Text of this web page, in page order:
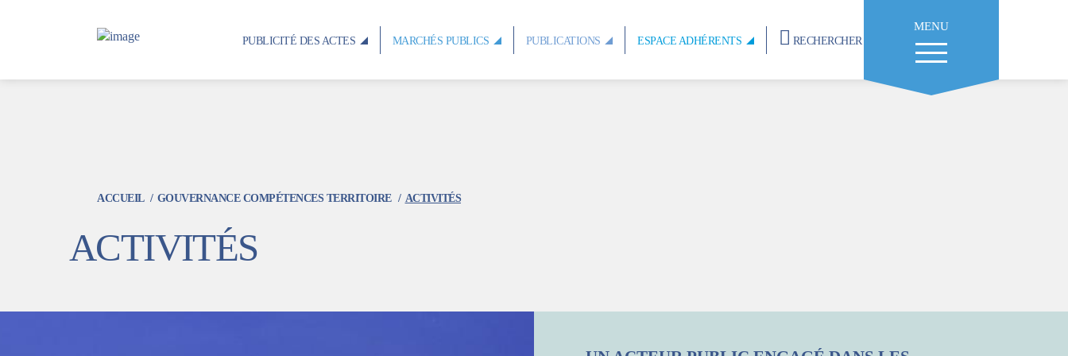
PUBLICITÉ DES ACTES MARCHÉS PUBLICS PUBLICATIONS ESPACE ADHÉRENTS RECHERCHER
MENU
ACCUEIL GOUVERNANCE COMPÉTENCES TERRITOIRE ACTIVITÉS
ACTIVITÉS